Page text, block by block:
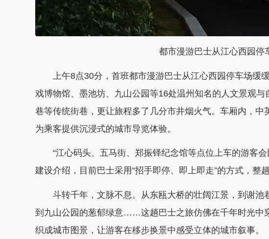
都市漫游巴士从江心西园停
上午8点30分，首班都市漫游巴士从江心西园停车场缓
戏博物馆、墨池坊、九山公园等16处温州知名的人文景观
巷等传统街巷，更让旅程多了几分市井烟火气。车厢内，中
为乘客提供沉浸式的城市导览体验。
“江心码头、五马街、郑振铎纪念馆等点位上车的游客会
建设介绍，目前巴士采用“招手即停、即上即走”的方式，整
斗转千年，文脉不息。从东瓯大桥的壮阔江景，到谢池
到九山公园的葱郁绿意……这趟巴士之旅仿佛在千年时光中
织成城市图景，让游客在移步换景中感受立体的城市叙事。